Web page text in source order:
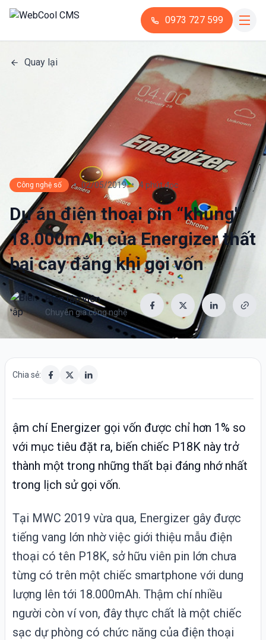
0973 727 599
Quay lại
Công nghệ số • 02/05/2019 • 4 phút đọc
Dự án điện thoại pin “khủng"
18.000mAh của Energizer thất
bại cay đắng khi gọi vốn
Biên tập viên
Chuyên gia công nghệ
Chia sẻ:
ậm chí Energizer gọi vốn được chỉ hơn 1% so
với mục tiêu đặt ra, biến chiếc P18K này trở
thành một trong những thất bại đáng nhớ nhất
trong lịch sử gọi vốn.
Tại MWC 2019 vừa qua, Energizer gây được
tiếng vang lớn nhờ việc giới thiệu mẫu điện
thoại có tên P18K, sở hữu viên pin lớn chưa
từng có trên một chiếc smartphone với dung
lượng lên tới 18.000mAh. Thậm chí nhiều
người còn ví von, đây thực chất là một chiếc
sạc dự phòng có chức năng của điện thoại